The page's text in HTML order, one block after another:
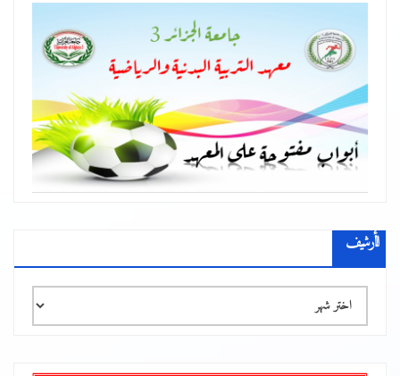
الأرشيف
الأرشيف